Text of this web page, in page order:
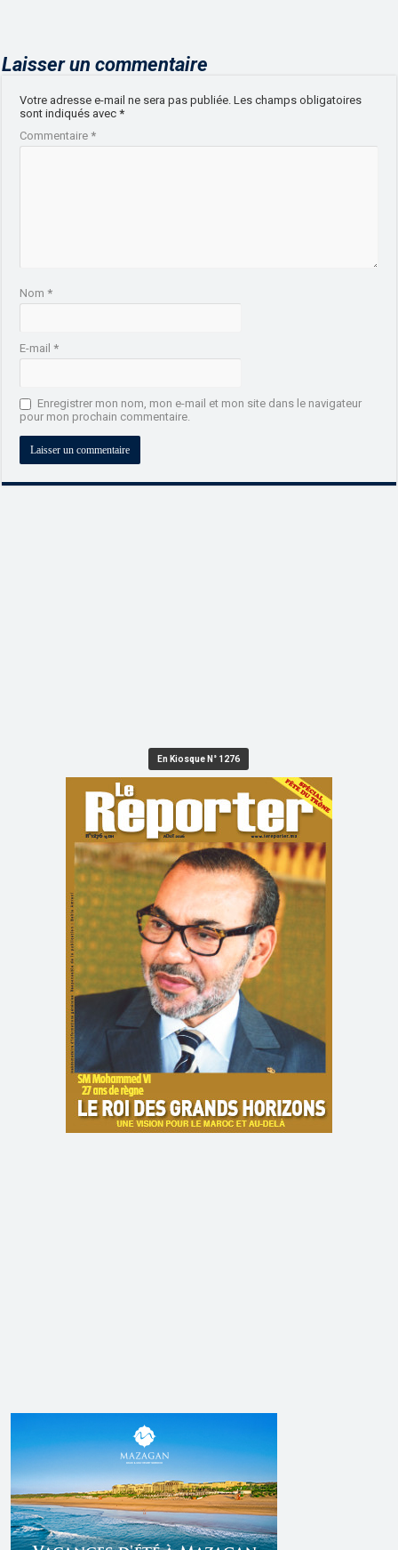
Laisser un commentaire
Votre adresse e-mail ne sera pas publiée. Les champs obligatoires
sont indiqués avec*
Commentaire*
Nom*
E-mail*
Enregistrer mon nom, mon e-mail et mon site dans le navigateur
pour mon prochain commentaire.
En Kiosque N° 1276